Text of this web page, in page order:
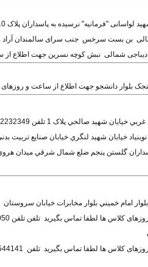
"فرمانیه" نرسیده به پاسداران پلاک 10 جهت اطلاع از ساعت و روزهای کلاس ها لطفا تماس بگیرید تلفن 22293756
جنب سرای سالمندان آراد .پلاک 21 . لطفا جهت اطلاع از ساعت و روزهای کلاس ها لطفا تماس
دیباجی شمالی نبش کوچه نسرین جهت اطلاع از
بلوار دانشجو جهت اطلاع از ساعت و روزهای کلاس
خيايان شهيد صالحي پلاک 1 تلفن 22232349
خيابان شهيد لنگري خيابان صنايع تربيت
گلستن پنجم ضلع شمال شرقي ميدان هروي
امام خميني بلوار مخابرات خيابان سروستان
کلاس ها لطفا تماس بگیرید تلفن تلفن 26541050
کلاس ها لطفا تماس بگیرید تلفن 26544141